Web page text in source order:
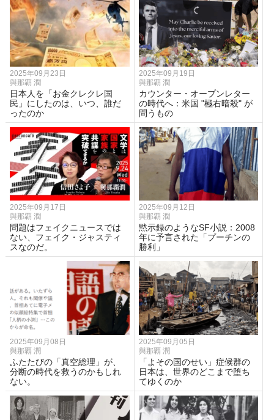
2025年09月23日
與那覇 潤
日本人を「お金クレクレ国
民」にしたのは、いつ、誰だ
ったのか
2025年09月19日
與那覇 潤
カウンター・オープンレター
の時代へ：米国 "極右暗殺" が
問うもの
2025年09月17日
與那覇 潤
問題はフェイクニュースでは
ない、フェイク・ジャスティ
スなのだ。
2025年09月12日
與那覇 潤
黙示録のようなSF小説：2008
年に予言された「プーチンの
勝利」
2025年09月08日
與那覇 潤
ふたたびの「真空総理」が、
分断の時代を救うのかもしれ
ない。
2025年09月05日
與那覇 潤
「よその国のせい」症候群の
日本は、世界のどこまで堕ち
てゆくのか